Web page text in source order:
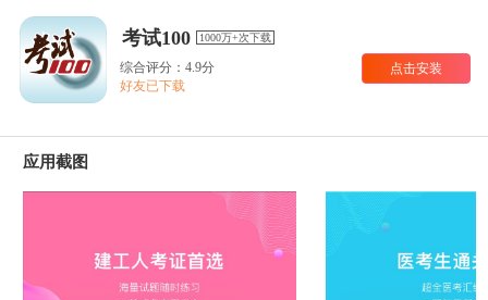
考试100 1000万+次下载
综合评分：4.9分
好友已下载
点击安装
应用截图